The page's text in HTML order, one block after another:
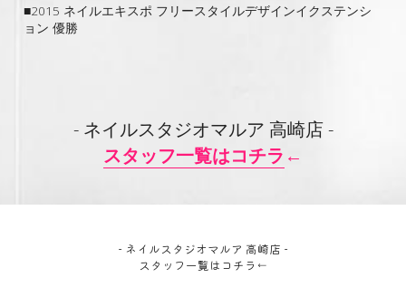
■2015 ネイルエキスポ フリースタイルデザインイクステンシ
ョン 優勝
- ネイルスタジオマルア 高崎店 -
スタッフ一覧はコチラ ←
- ネイルスタジオマルア 高崎店 -
スタッフ一覧はコチラ ←